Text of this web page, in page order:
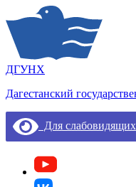
ДГУНХ
Дагестанский
Для слабовидящих